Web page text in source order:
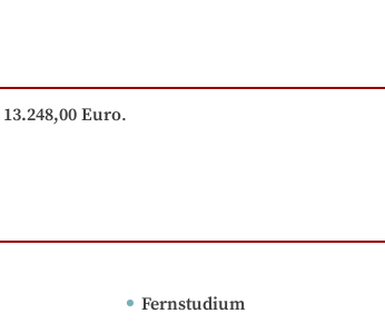
13.248,00 Euro.
Fernstudium